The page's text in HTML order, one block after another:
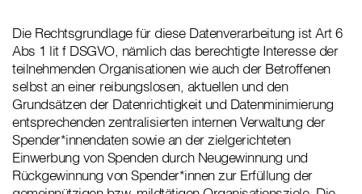
Die Rechtsgrundlage für diese Datenverarbeitung ist Art 6
Abs 1 lit f DSGVO, nämlich das berechtigte Interesse der
teilnehmenden Organisationen wie auch der Betroffenen
selbst an einer reibungslosen, aktuellen und den
Grundsätzen der Datenrichtigkeit und Datenminimierung
entsprechenden zentralisierten internen Verwaltung der
Spender*innendaten sowie an der zielgerichteten
Einwerbung von Spenden durch Neugewinnung und
Rückgewinnung von Spender*innen zur Erfüllung der